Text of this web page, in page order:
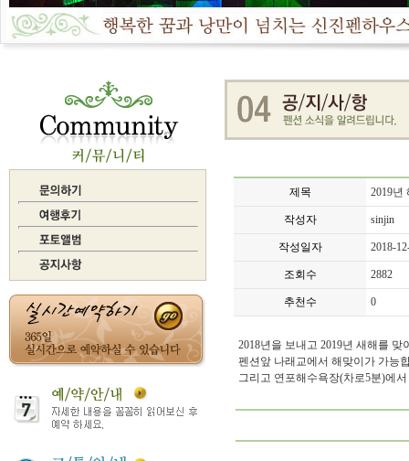
제목 2019년
작성자 sinjin
작성일자 2018-
조회수 2882
추천수 0
2018년을 보내고 2019년 새해를
펜션앞 나래교에서 해맞이가 가능
그리고 연포해수욕장(차로5분)에